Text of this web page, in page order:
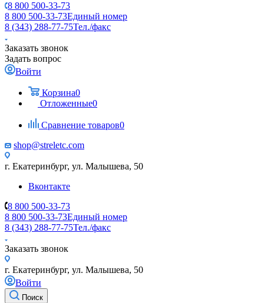
8 800 500-33-73
8 800 500-33-73Единый номер
8 (343) 288-77-75Тел./факс
Заказать звонок
Задать вопрос
Войти
Корзина0
Отложенные0
Сравнение товаров0
shop@streletc.com
г. Екатеринбург, ул. Малышева, 50
Вконтакте
8 800 500-33-73
8 800 500-33-73Единый номер
8 (343) 288-77-75Тел./факс
Заказать звонок
г. Екатеринбург, ул. Малышева, 50
Войти
Поиск